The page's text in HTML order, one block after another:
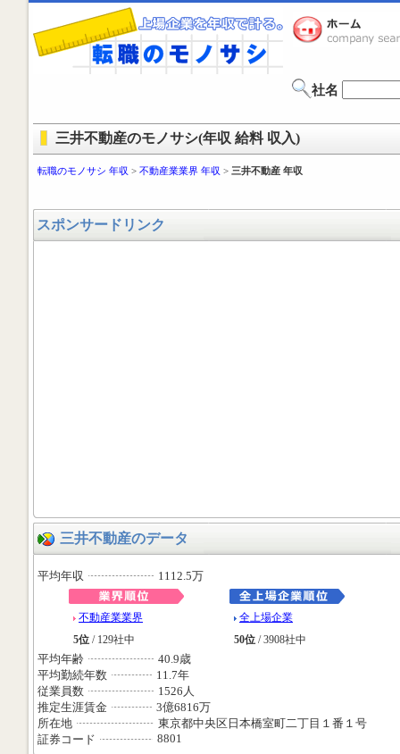
社名
三井不動産のモノサシ(年収 給料 収入)
転職のモノサシ 年収 > 不動産業業界 年収 > 三井不動産 年収
スポンサードリンク
三井不動産のデータ
平均年収 1112.5万
不動産業業界
5位 / 129社中
全上場企業
50位 / 3908社中
平均年齢
40.9歳
平均勤続年数
11.7年
従業員数
1526人
推定生涯賃金
3億6816万
所在地
東京都中央区日本橋室町二丁目１番１号
証券コード
8801